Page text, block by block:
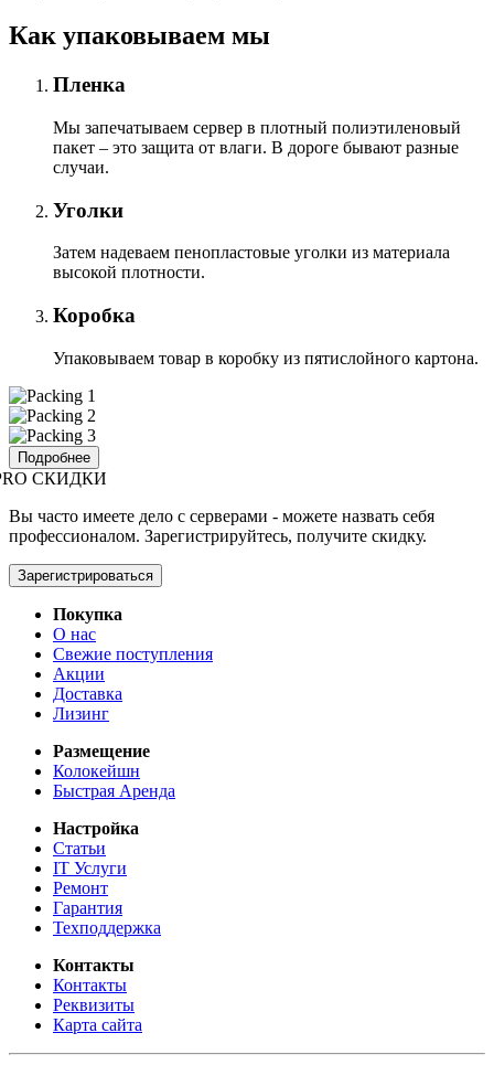
Как упаковываем мы
Пленка
Мы запечатываем сервер в плотный полиэтиленовый
пакет – это защита от влаги. В дороге бывают разные
случаи.
Уголки
Затем надеваем пенопластовые уголки из материала
высокой плотности.
Коробка
Упаковываем товар в коробку из пятислойного картона.
Подробнее
СКИДКИ
Вы часто имеете дело с серверами - можете назвать себя
профессионалом. Зарегистрируйтесь, получите скидку.
Зарегистрироваться
Покупка
О нас
Свежие поступления
Акции
Доставка
Лизинг
Размещение
Колокейшн
Быстрая Аренда
Настройка
Статьи
IT Услуги
Ремонт
Гарантия
Техподдержка
Контакты
Контакты
Реквизиты
Карта сайта